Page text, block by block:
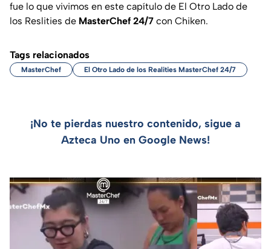
fue lo que vivimos en este capítulo de El Otro Lado de
los Reslities de MasterChef 24/7 con Chiken.
Tags relacionados
MasterChef El Otro Lado de los Realities MasterChef 24/7
¡No te pierdas nuestro contenido, sigue a
Azteca Uno en Google News!